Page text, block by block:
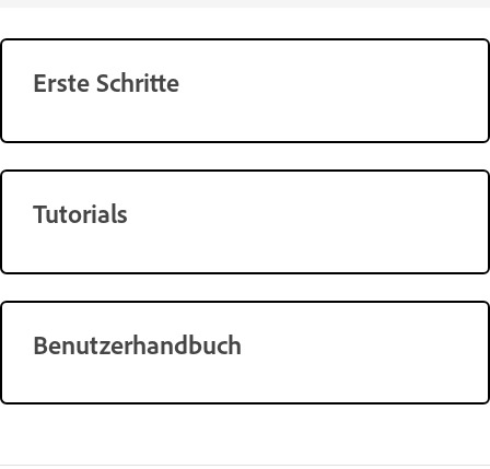
Erste Schritte
Tutorials
Benutzerhandbuch